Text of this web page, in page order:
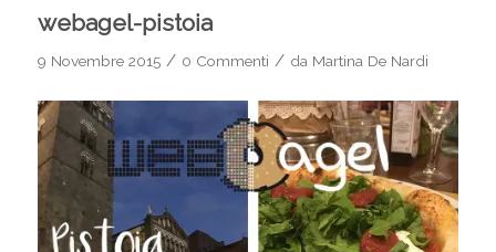
webagel-pistoia
9 Novembre 2015 / 0 Commenti / da Martina De Nardi